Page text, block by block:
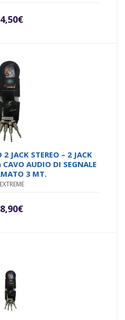
4,50€
2 JACK STEREO – 2 JACK
AUDIO DI SEGNALE
3 MT.
EXTREME
8,90€